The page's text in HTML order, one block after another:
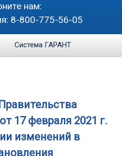
нам:
8-800-775-56-05
Система ГАРАНТ
17 февраля 2021 г.
изменений в